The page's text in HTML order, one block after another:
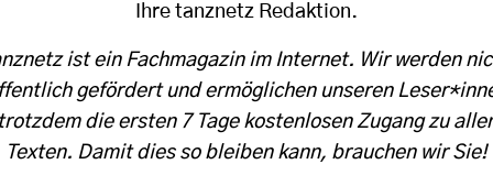
Ihre tanznetz Redaktion.
ist ein Fachmagazin im Internet. Wir werden
gefördert und ermöglichen unseren
die ersten 7 Tage kostenlosen Zugang zu
Texten. Damit dies so bleiben kann, brauchen wir Sie!